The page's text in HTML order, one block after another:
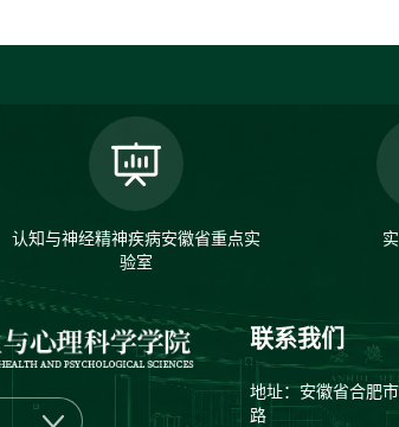
认知与神经精神疾病安徽省重点实
验室
联系我们
地址：安徽省合肥
路